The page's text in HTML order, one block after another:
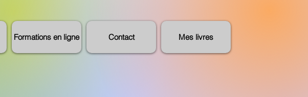
Formations en ligne Contact Mes livres